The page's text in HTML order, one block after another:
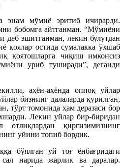
энам мўмиё эритиб ичирарди.
бобомга айтганман. “Мўмиёни
деб эшитганман, лекин булутдан
қоялар остида сумалакка ўхшаб
қоятошларга чиқиш имконсиз
уриб туширади”, деганди
аҳён-аҳёнда оппоқ уйлар
бизнинг далаларда қурилган,
тўрт томонида ҳам деразаси бор
Лекин уйлар бир-биридан
қирғизимизнинг
уйини топиб бордик.
бўялган уй тоғ ёнбағридаги
сал нарида жарлик ва даралар.